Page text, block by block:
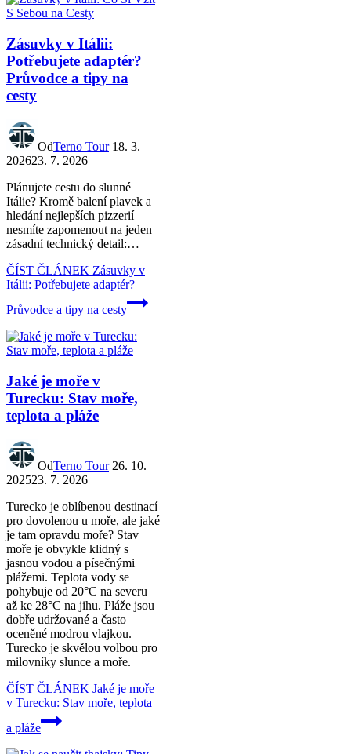
Zásuvky v Itálii:
Potřebujete adaptér?
Průvodce a tipy na
cesty
OdTerno Tour 18. 3.
202623. 7. 2026
Plánujete cestu do slunné
Itálie? Kromě balení plavek a
hledání nejlepších pizzerií
nesmíte zapomenout na jeden
zásadní technický detail:…
ČÍST ČLÁNEK Zásuvky v
Itálii: Potřebujete adaptér?
Průvodce a tipy na cesty
Jaké je moře v
Turecku: Stav moře,
teplota a pláže
OdTerno Tour 26. 10.
202523. 7. 2026
Turecko je oblíbenou destinací
pro dovolenou u moře, ale jaké
je tam opravdu moře? Stav
moře je obvykle klidný s
jasnou vodou a písečnými
plážemi. Teplota vody se
pohybuje od 20°C na severu
až ke 28°C na jihu. Pláže jsou
dobře udržované a často
oceněné modrou vlajkou.
Turecko je skvělou volbou pro
milovníky slunce a moře.
ČÍST ČLÁNEK Jaké je moře
v Turecku: Stav moře, teplota
a pláže